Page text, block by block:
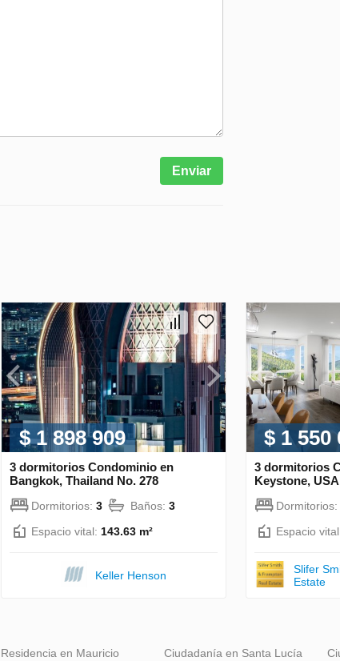
Enviar
$ 1 898 909
3 dormitorios Condominio en
Bangkok, Thailand No. 278
Dormitorios: 3 Baños: 3
Espacio vital: 143.63 m²
Keller Henson
$ 1 550
3 dormitorios
Keystone,
Dormitorios:
Espacio
Slifer
Estate
Residencia en Mauricio
Ciudadanía en Santa Lucía